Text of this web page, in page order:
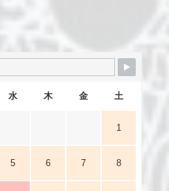
水 木 金 土
1
5 6 7 8